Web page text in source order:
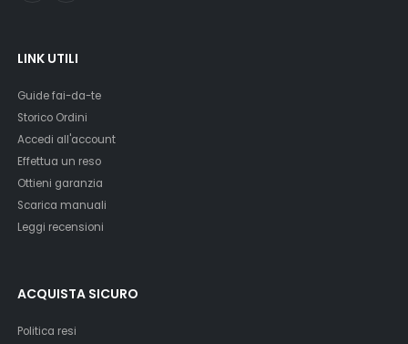
LINK UTILI
Guide fai-da-te
Storico Ordini
Accedi all'account
Effettua un reso
Ottieni garanzia
Scarica manuali
Leggi recensioni
ACQUISTA SICURO
Politica resi